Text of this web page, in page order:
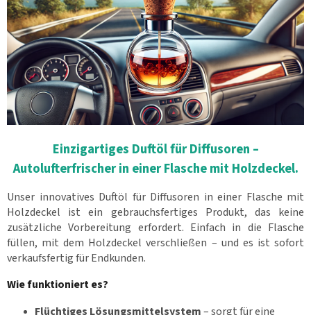
Einzigartiges Duftöl für Diffusoren –
Autolufterfrischer in einer Flasche mit Holzdeckel.
Unser innovatives Duftöl für Diffusoren in einer Flasche mit
Holzdeckel ist ein gebrauchsfertiges Produkt, das keine
zusätzliche Vorbereitung erfordert. Einfach in die Flasche
füllen, mit dem Holzdeckel verschließen – und es ist sofort
verkaufsfertig für Endkunden.
Wie funktioniert es?
Flüchtiges Lösungsmittelsystem– sorgt für eine